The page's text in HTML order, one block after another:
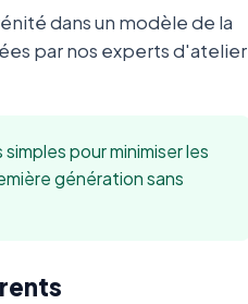
dans un modèle de la
par nos experts d'atelier
pour minimiser les
génération sans